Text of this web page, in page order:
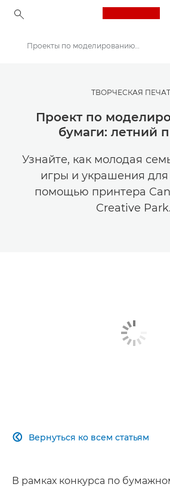
Мастерская творчества | Советы по фотографии и печати и руководства для покупателей
Советы и технические приемы по фотографии и печати
Проекты по моделированию из бумаги: в разгар лета
ТВОРЧЕСКАЯ
Проект по
бумаги: летний
Узнайте, как молодая
игры и украшения для
помощью принтера
Creative Park.
Вернуться ко всем статьям

В рамках конкурса по